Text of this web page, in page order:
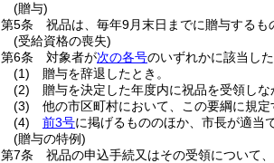
(贈与)
第5条
祝品は、毎年9月末日までに贈与するも
(受給資格の喪失)
第6条
対象者が次の各号のいずれかに該当し
(1)
贈与を辞退したとき。
(2)
贈与を決定した年度内に祝品を受領しな
(3)
他の市区町村において、この要綱に規
(4)
前3号に掲げるもののほか、市長が適当
(贈与の特例)
第7条
祝品の申込手続又はその受領について